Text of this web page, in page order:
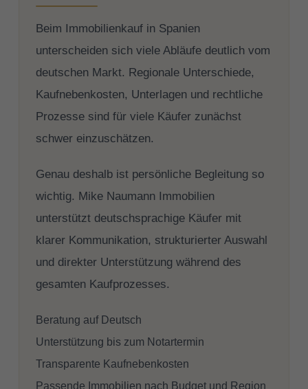
Beim Immobilienkauf in Spanien
unterscheiden sich viele Abläufe deutlich vom
deutschen Markt. Regionale Unterschiede,
Kaufnebenkosten, Unterlagen und rechtliche
Prozesse sind für viele Käufer zunächst
schwer einzuschätzen.
Genau deshalb ist persönliche Begleitung so
wichtig. Mike Naumann Immobilien
unterstützt deutschsprachige Käufer mit
klarer Kommunikation, strukturierter Auswahl
und direkter Unterstützung während des
gesamten Kaufprozesses.
Beratung auf Deutsch
Unterstützung bis zum Notartermin
Transparente Kaufnebenkosten
Passende Immobilien nach Budget und Region